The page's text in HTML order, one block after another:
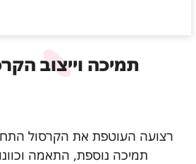
תמיכה וייצוב
רצועה העוטפת את הקרסול
תמיכה נוספת, התאמה